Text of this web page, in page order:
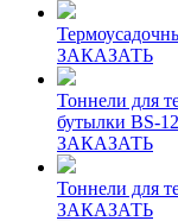
ЗАКАЗАТЬ
Тоннели для
бутылки BS-
ЗАКАЗАТЬ
Тоннели для
ЗАКАЗАТЬ